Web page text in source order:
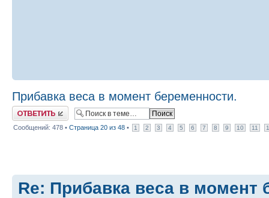
Прибавка веса в момент беременности.
Ответить
Сообщений: 478 • Страница 20 из 48 • 1 2 3 4 5 6 7 8 9 10 11
Re: Прибавка веса в момент